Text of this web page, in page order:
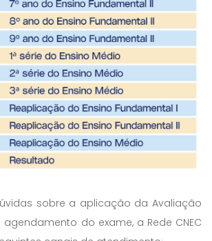
sobre a aplicação da Avaliação
do exame, a Rede CNEC